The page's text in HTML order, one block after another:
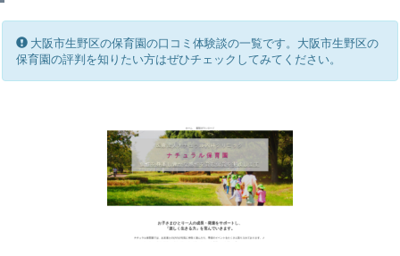
大阪市生野区の保育園の口コミ体験談の一覧です。大阪市生野区の
保育園の評判を知りたい方はぜひチェックしてみてください。